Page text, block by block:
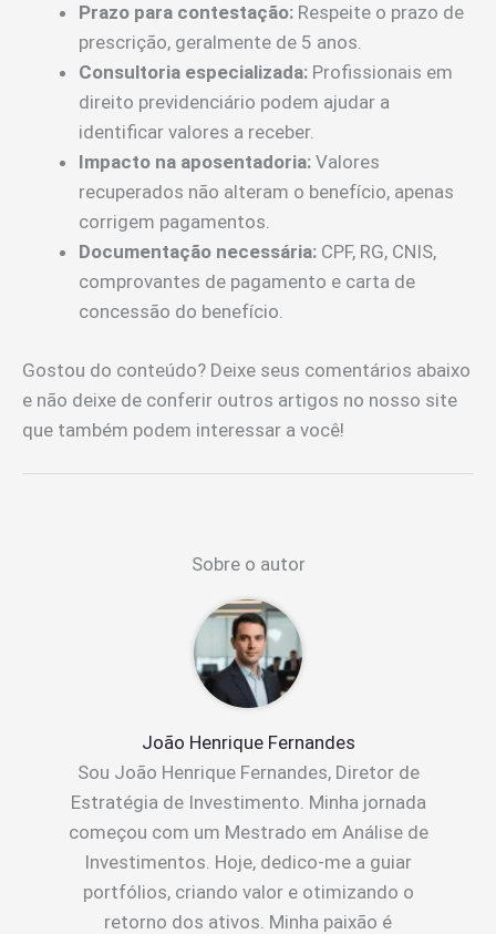
Prazo para contestação: Respeite o prazo de
prescrição, geralmente de 5 anos.
Consultoria especializada: Profissionais em
direito previdenciário podem ajudar a
identificar valores a receber.
Impacto na aposentadoria: Valores
recuperados não alteram o benefício, apenas
corrigem pagamentos.
Documentação necessária: CPF, RG, CNIS,
comprovantes de pagamento e carta de
concessão do benefício.
Gostou do conteúdo? Deixe seus comentários abaixo
e não deixe de conferir outros artigos no nosso site
que também podem interessar a você!
Sobre o autor
João Henrique Fernandes
Sou João Henrique Fernandes, Diretor de
Estratégia de Investimento. Minha jornada
começou com um Mestrado em Análise de
Investimentos. Hoje, dedico-me a guiar
portfólios, criando valor e otimizando o
retorno dos ativos. Minha paixão é